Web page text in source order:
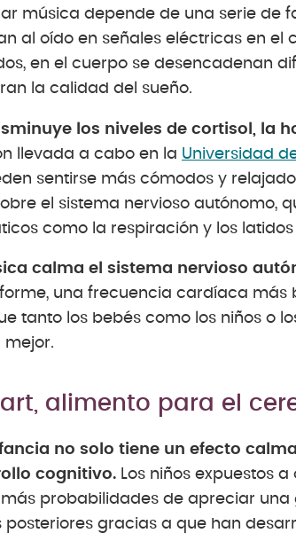
música depende de una serie de
al oído en señales eléctricas en el
en el cuerpo se desencadenan
la calidad del sueño.
los niveles de cortisol, la
llevada a cabo en la Universidad
sentirse más cómodos y
el sistema nervioso autónomo,
como la respiración y los latidos
calma el sistema nervioso
una frecuencia cardíaca más
tanto los bebés como los niños o
mejor.
alimento para el
no solo tiene un efecto
cognitivo. Los niños expuestos
más probabilidades de apreciar
posteriores gracias a que han